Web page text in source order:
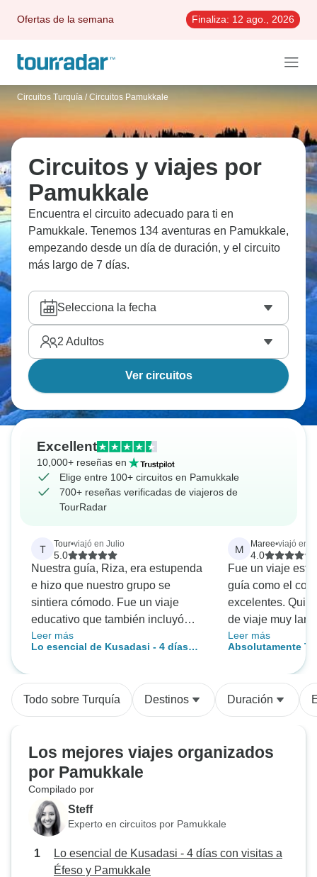
Ofertas de la semana Finaliza: 12 ago., 2026
Circuitos Turquía / Circuitos Pamukkale
Circuitos y viajes por
Pamukkale
Encuentra el circuito adecuado para ti en
Pamukkale. Tenemos 134 aventuras en Pamukkale,
empezando desde un día de duración, y el circuito
más largo de 7 días.
Selecciona la fecha
2 Adultos
Ver circuitos
Excellent
10,000+ reseñas en
Elige entre 100+ circuitos en Pamukkale
700+ reseñas verificadas de viajeros de
TourRadar
T Tour•viajó en Julio
5.0
Nuestra guía, Riza, era estupenda
e hizo que nuestro grupo se
sintiera cómodo. Fue un viaje
educativo que también incluyó
algunas excursiones secundarias
a las tiendas locales de cuero,
conductor, Esref, también condujo
con mucha seguridad y se ocupó
Leer más
Lo esencial de Kusadasi - 4 días
M Maree•viajó en
4.0
Fue un viaje
guía como el
excelentes. Quizás un par de días
de viaje muy largos
seguidos de un
Recorrimos lo
Leer más
Absolutamente
grupo reducido)
Todo sobre Turquía Destinos Duración
Los mejores viajes organizados
por Pamukkale
Compilado por
Steff
Experto en circuitos por Pamukkale
Lo esencial de Kusadasi - 4 días con visitas a
Éfeso y Pamukkale